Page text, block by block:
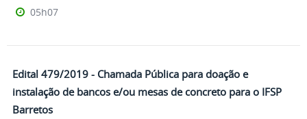
05h07
Edital 479/2019 - Chamada Pública para doação e
instalação de bancos e/ou mesas de concreto para o IFSP
Barretos